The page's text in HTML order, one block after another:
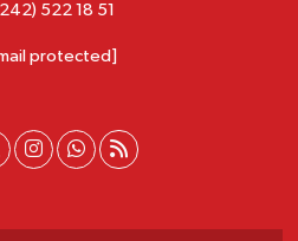
522 18 51
protected]